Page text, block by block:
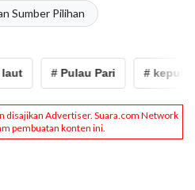
Sumber Pilihan
# Pulau Pari #